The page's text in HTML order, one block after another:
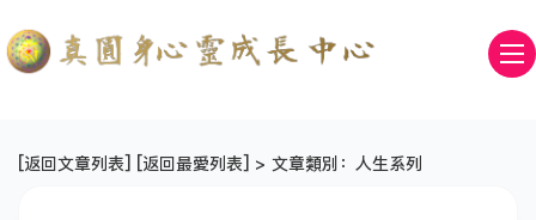
[返回文章列表] [返回最愛列表] > 文章類別：人生系列